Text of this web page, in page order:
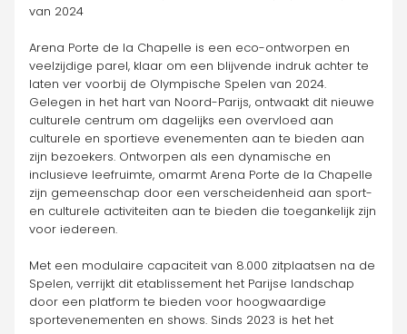
van 2024
Arena Porte de la Chapelle is een eco-ontworpen en
veelzijdige parel, klaar om een blijvende indruk achter te
laten ver voorbij de Olympische Spelen van 2024.
Gelegen in het hart van Noord-Parijs, ontwaakt dit nieuwe
culturele centrum om dagelijks een overvloed aan
culturele en sportieve evenementen aan te bieden aan
zijn bezoekers. Ontworpen als een dynamische en
inclusieve leefruimte, omarmt Arena Porte de la Chapelle
zijn gemeenschap door een verscheidenheid aan sport-
en culturele activiteiten aan te bieden die toegankelijk zijn
voor iedereen.
Met een modulaire capaciteit van 8.000 zitplaatsen na de
Spelen, verrijkt dit etablissement het Parijse landschap
door een platform te bieden voor hoogwaardige
sportevenementen en shows. Sinds 2023 is het het